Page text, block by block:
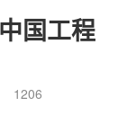
国工程
1206